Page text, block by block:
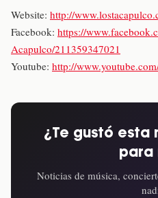
Website: http://
Facebook: https://
Acapulco/211359347021
Youtube: http://
¿Te gustó esta
para
Noticias de música,